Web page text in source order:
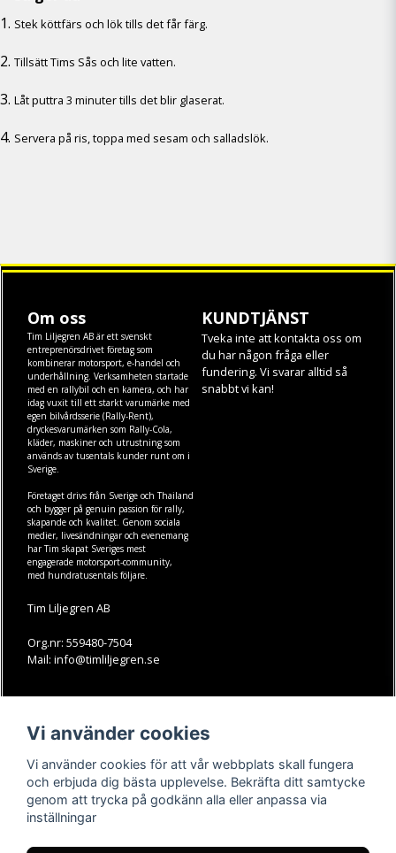
Stek köttfärs och lök tills det får färg.
Tillsätt Tims Sås och lite vatten.
Låt puttra 3 minuter tills det blir glaserat.
Servera på ris, toppa med sesam och salladslök.
Om oss
Tim Liljegren AB är ett svenskt
entreprenörsdrivet företag som
kombinerar motorsport, e-handel och
underhållning. Verksamheten startade
med en rallybil och en kamera, och har
idag vuxit till ett starkt varumärke med
egen bilvårdsserie (Rally-Rent),
dryckesvarumärken som Rally-Cola,
kläder, maskineroch utrustning som
används av tusentals kunder runt om i
Sverige.
Företaget drivs från Sverige och Thailand
och bygger på genuin passion för rally,
skapande och kvalitet. Genom sociala
medier, livesändningar och evenemang
har Tim skapat Sveriges mest
engagerade motorsport-community,
med hundratusentals följare.
Tim Liljegren AB
Org.nr: 559480-7504
Mail: info@timliljegren.se
KUNDTJÄNST
Tveka inte att kontakta oss om
du har någon fråga eller
fundering. Vi svarar alltid så
snabbt vi kan!
Köpvillkor
Kontakt
Youtube-videos
Instagram
Youtube
TikTok
Vi använder cookies
Vi använder cookies för att vår webbplats skall fungera
och erbjuda dig bästa upplevelse. Bekräfta ditt samtycke
genom att trycka på godkänn alla eller anpassa via
inställningar